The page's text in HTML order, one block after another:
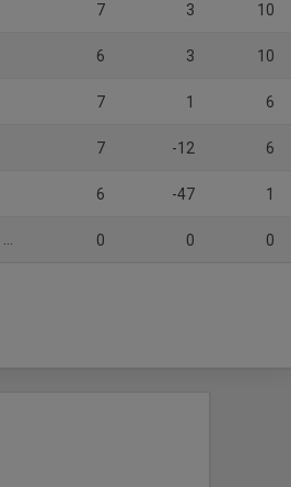
7 3 10
6 3 10
7 1 6
7 -12 6
6 -47 1
0 0 0